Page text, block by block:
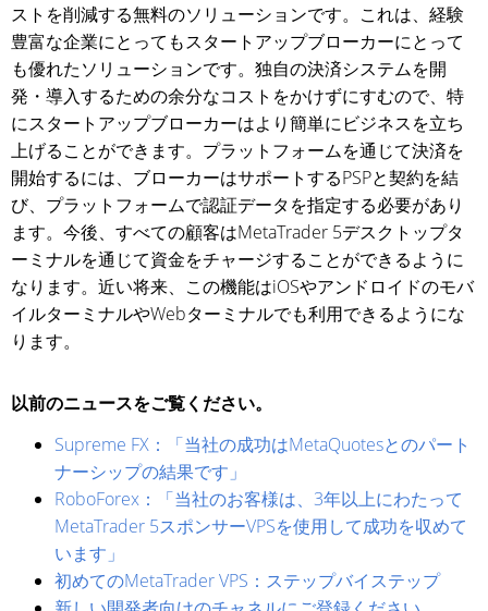
ストを削減する無料のソリューションです。これは、経験
豊富な企業にとってもスタートアップブローカーにとって
も優れたソリューションです。独自の決済システムを開
発・導入するための余分なコストをかけずにすむので、特
にスタートアップブローカーはより簡単にビジネスを立ち
上げることができます。プラットフォームを通じて決済を
開始するには、ブローカーはサポートするPSPと契約を結
び、プラットフォームで認証データを指定する必要があり
ます。今後、すべての顧客はMetaTrader 5デスクトップタ
ーミナルを通じて資金をチャージすることができるように
なります。近い将来、この機能はiOSやアンドロイドのモバ
イルターミナルやWebターミナルでも利用できるようにな
ります。
以前のニュースをご覧ください。
Supreme FX：「当社の成功はMetaQuotesとのパート
ナーシップの結果です」
RoboForex：「当社のお客様は、3年以上にわたって
MetaTrader 5スポンサーVPSを使用して成功を収めて
います」
初めてのMetaTrader VPS：ステップバイステップ